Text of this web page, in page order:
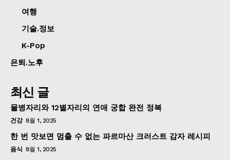
여행
기술.정보
K-Pop
은퇴.노후
최신 글
물병자리와 12별자리의 연애 궁합 완전 정복
건강 8월 1, 2025
한 번 맛보면 멈출 수 없는 파르마산 크러스트 감자 레시피
음식 8월 1, 2025